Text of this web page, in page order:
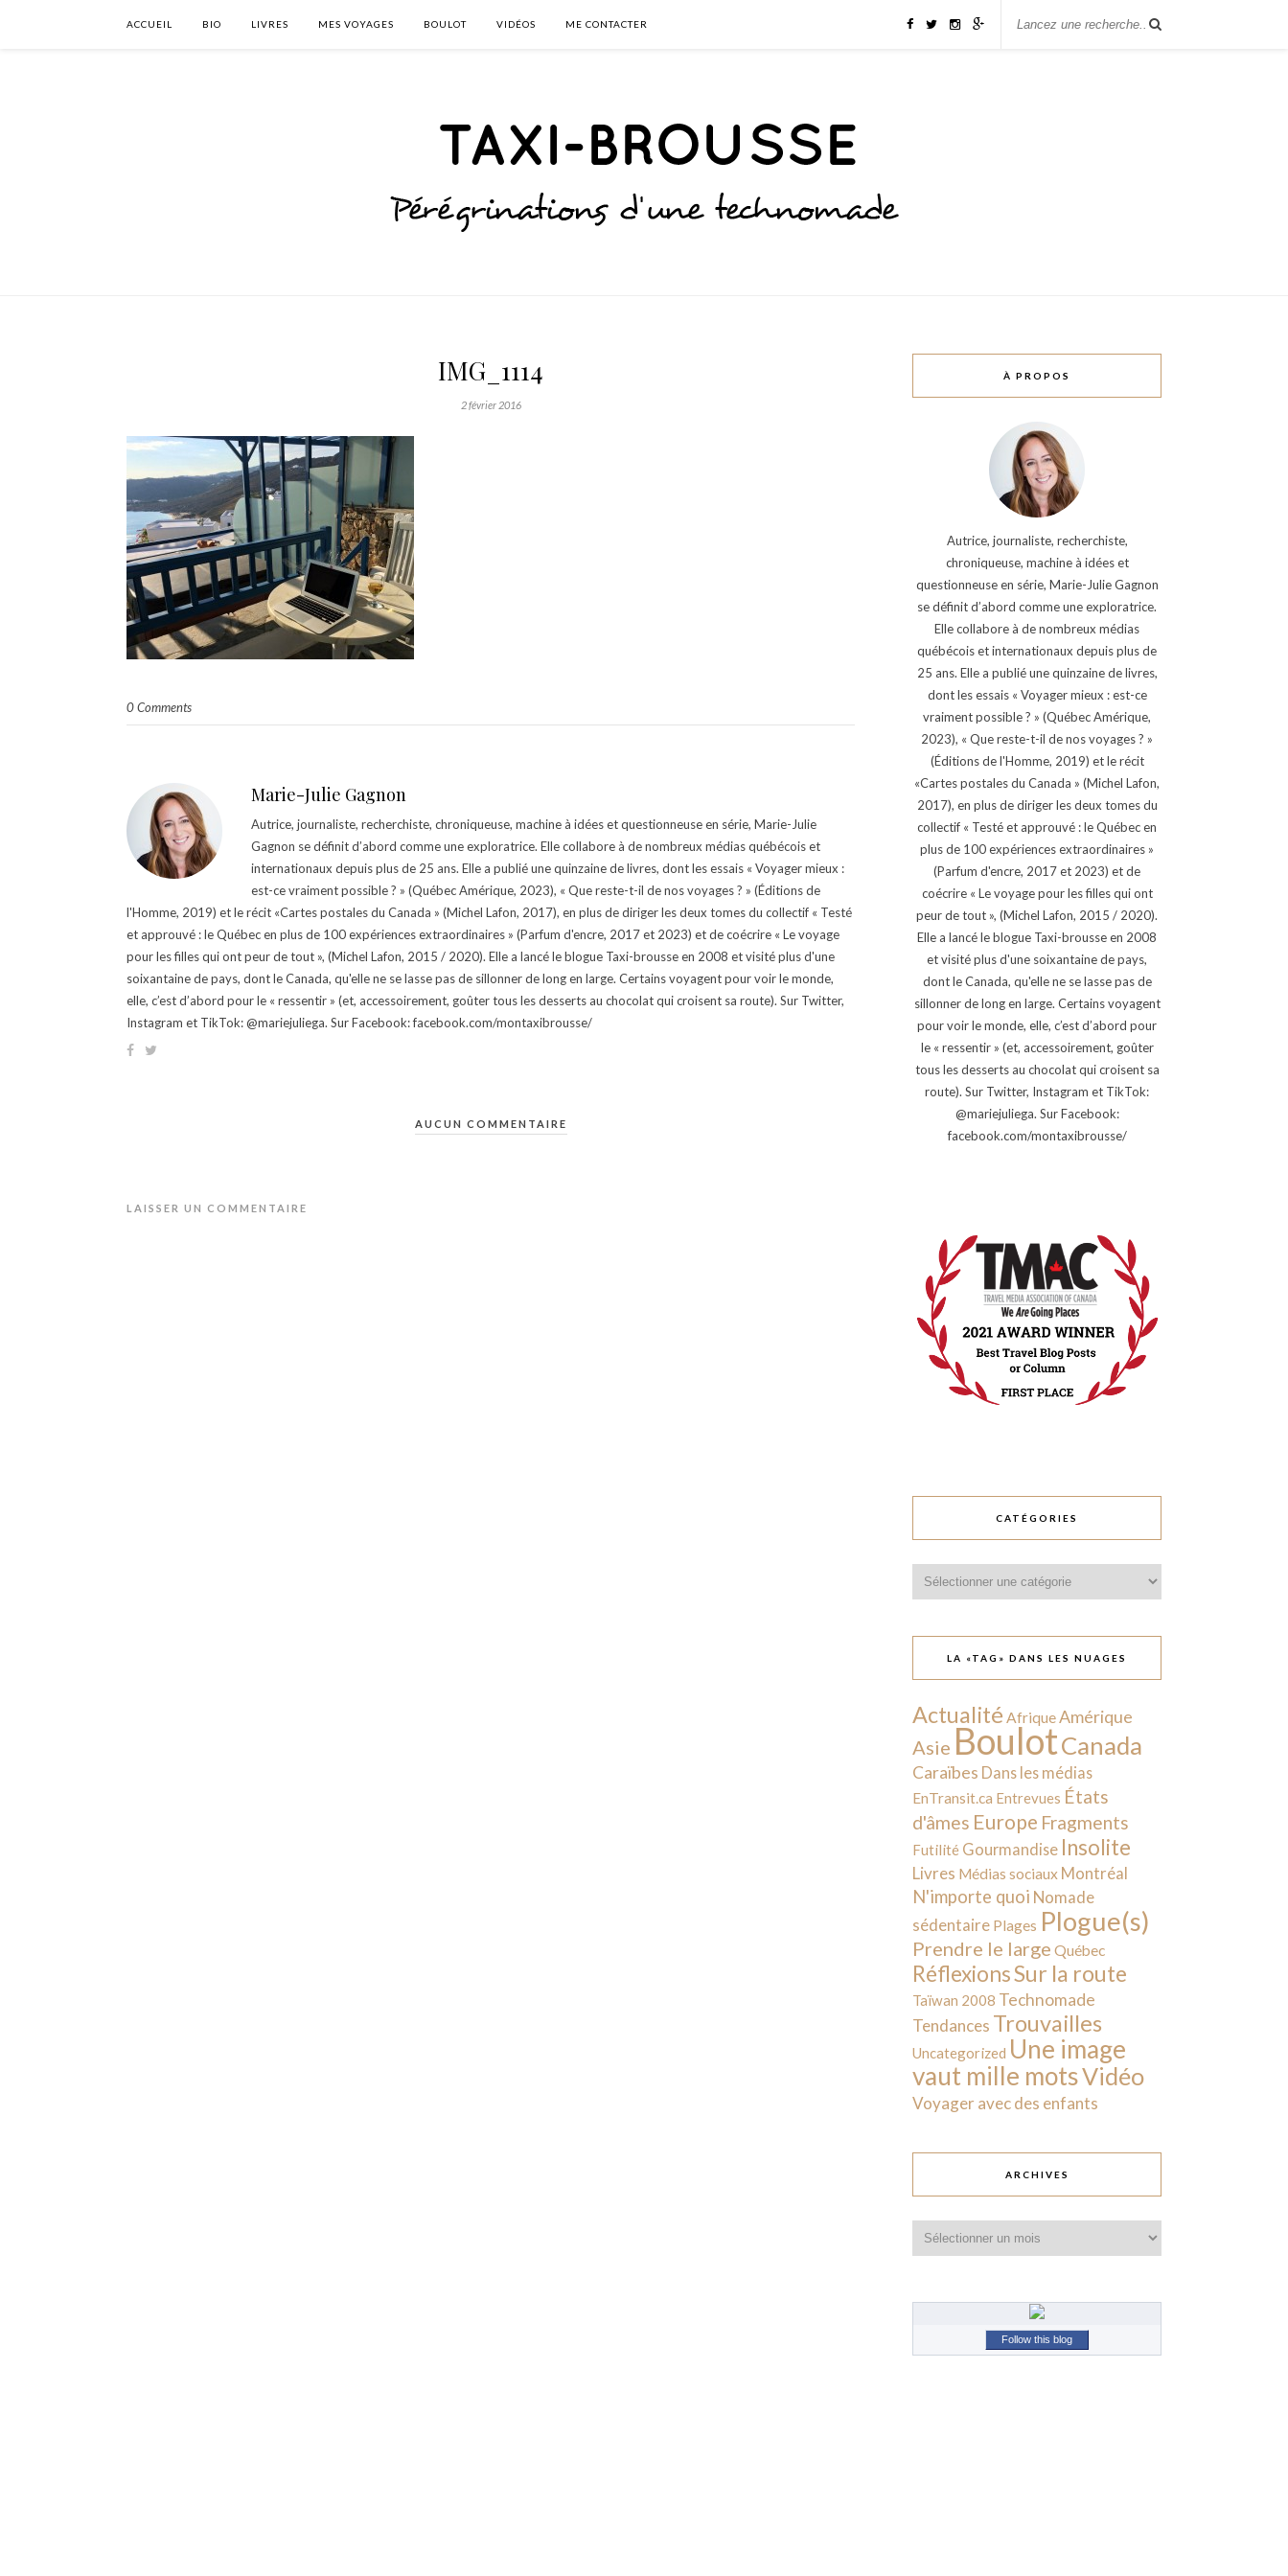
ACCUEIL BIO LIVRES MES VOYAGES BOULOT VIDÉOS ME CONTACTER
IMG_1114
2 février 2016
0 Comments
Marie-Julie Gagnon
Autrice, journaliste, recherchiste, chroniqueuse, machine à idées et questionneuse en série, Marie-Julie
Gagnon se définit d’abord comme une exploratrice. Elle collabore à de nombreux médias québécois et
internationaux depuis plus de 25 ans. Elle a publié une quinzaine de livres, dont les essais « Voyager mieux :
est-ce vraiment possible ? » (Québec Amérique, 2023), « Que reste-t-il de nos voyages ? » (Éditions de
l'Homme, 2019) et le récit «Cartes postales du Canada » (Michel Lafon, 2017), en plus de diriger les deux tomes du collectif « Testé
et approuvé : le Québec en plus de 100 expériences extraordinaires » (Parfum d'encre, 2017 et 2023) et de coécrire « Le voyage
pour les filles qui ont peur de tout », (Michel Lafon, 2015 / 2020). Elle a lancé le blogue Taxi-brousse en 2008 et visité plus d'une
soixantaine de pays, dont le Canada, qu'elle ne se lasse pas de sillonner de long en large. Certains voyagent pour voir le monde,
elle, c’est d’abord pour le « ressentir » (et, accessoirement, goûter tous les desserts au chocolat qui croisent sa route). Sur Twitter,
Instagram et TikTok: @mariejuliega. Sur Facebook: facebook.com/montaxibrousse/
AUCUN COMMENTAIRE
LAISSER UN COMMENTAIRE
À PROPOS
Autrice, journaliste, recherchiste,
chroniqueuse, machine à idées et
questionneuse en série, Marie-Julie Gagnon
se définit d’abord comme une exploratrice.
Elle collabore à de nombreux médias
québécois et internationaux depuis plus de
25 ans. Elle a publié une quinzaine de livres,
dont les essais « Voyager mieux : est-ce
vraiment possible ? » (Québec Amérique,
2023), « Que reste-t-il de nos voyages ? »
(Éditions de l'Homme, 2019) et le récit
«Cartes postales du Canada » (Michel Lafon,
2017), en plus de diriger les deux tomes du
collectif « Testé et approuvé : le Québec en
plus de 100 expériences extraordinaires »
(Parfum d'encre, 2017 et 2023) et de
coécrire « Le voyage pour les filles qui ont
peur de tout », (Michel Lafon, 2015 / 2020).
Elle a lancé le blogue Taxi-brousse en 2008
et visité plus d'une soixantaine de pays,
dont le Canada, qu'elle ne se lasse pas de
sillonner de long en large. Certains voyagent
pour voir le monde, elle, c’est d’abord pour
le « ressentir » (et, accessoirement, goûter
tous les desserts au chocolat qui croisent sa
route). Sur Twitter, Instagram et TikTok:
@mariejuliega. Sur Facebook:
facebook.com/montaxibrousse/
CATÉGORIES
LA «TAG» DANS LES NUAGES
Actualité AfriqueAmérique
Asie BoulotCanada
Caraïbes Dans les médias
EnTransit.ca Entrevues États
d'âmes Europe Fragments
Futilité Gourmandise Insolite
Livres Médias sociaux Montréal
N'importe quoi Nomade
sédentaire Plages Plogue(s)
Prendre le large Québec
RéflexionsSur la route
Taïwan 2008 Technomade
Tendances Trouvailles
Uncategorized Une image
vaut mille motsVidéo
Voyager avec des enfants
ARCHIVES
Follow this blog